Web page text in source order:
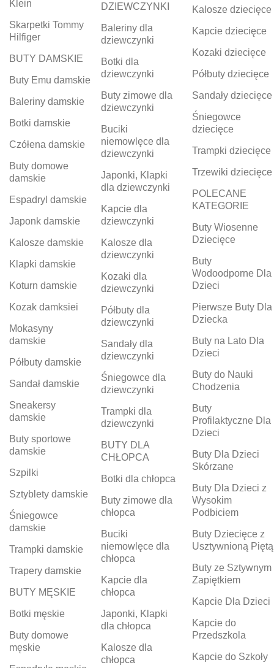
Klein
Skarpetki Tommy
Hilfiger
BUTY DAMSKIE
Buty Emu damskie
Baleriny damskie
Botki damskie
Czółena damskie
Buty domowe
damskie
Espadryl damskie
Japonk damskie
Kalosze damskie
Klapki damskie
Koturn damskie
Kozak damksiei
Mokasyny
damskie
Półbuty damskie
Sandał damskie
Sneakersy
damskie
Buty sportowe
damskie
Szpilki
Sztyblety damskie
Śniegowce
damskie
Trampki damskie
Trapery damskie
BUTY MĘSKIE
Botki męskie
Buty domowe
męskie
DZIEWCZYNKI
Baleriny dla
dziewczynki
Botki dla
dziewczynki
Buty zimowe dla
dziewczynki
Buciki
niemowlęce dla
dziewczynki
Japonki, Klapki
dla dziewczynki
Kapcie dla
dziewczynki
Kalosze dla
dziewczynki
Kozaki dla
dziewczynki
Półbuty dla
dziewczynki
Sandały dla
dziewczynki
Śniegowce dla
dziewczynki
Trampki dla
dziewczynki
BUTY DLA
CHŁOPCA
Botki dla chłopca
Buty zimowe dla
chłopca
Buciki
niemowlęce dla
chłopca
Kapcie dla
chłopca
Japonki, Klapki
dla chłopca
Kalosze dla
chłopca
Kalosze dziecięce
Kapcie dziecięce
Kozaki dziecięce
Półbuty dziecięce
Sandały dziecięce
Śniegowce
dziecięce
Trampki dziecięce
Trzewiki dziecięce
POLECANE
KATEGORIE
Buty Wiosenne
Dziecięce
Buty
Wodoodporne Dla
Dzieci
Pierwsze Buty Dla
Dziecka
Buty na Lato Dla
Dzieci
Buty do Nauki
Chodzenia
Buty
Profilaktyczne Dla
Dzieci
Buty Dla Dzieci
Skórzane
Buty Dla Dzieci z
Wysokim
Podbiciem
Buty Dziecięce z
Usztywnioną Piętą
Buty ze Sztywnym
Zapiętkiem
Kapcie Dla Dzieci
Kapcie do
Przedszkola
Kapcie do Szkoły